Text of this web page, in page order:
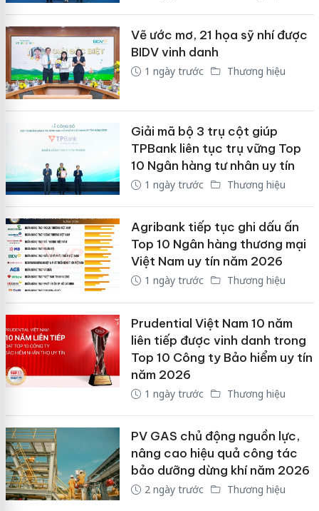
Vẽ ước mơ, 21 họa sỹ nhí được
BIDV vinh danh
1 ngày trước Thương hiệu
Giải mã bộ 3 trụ cột giúp
TPBank liên tục trụ vững Top
10 Ngân hàng tư nhân uy tín
1 ngày trước Thương hiệu
Agribank tiếp tục ghi dấu ấn
Top 10 Ngân hàng thương mại
Việt Nam uy tín năm 2026
1 ngày trước Thương hiệu
Prudential Việt Nam 10 năm
liên tiếp được vinh danh trong
Top 10 Công ty Bảo hiểm uy tín
năm 2026
1 ngày trước Thương hiệu
PV GAS chủ động nguồn lực,
nâng cao hiệu quả công tác
bảo dưỡng dừng khí năm 2026
2 ngày trước Thương hiệu